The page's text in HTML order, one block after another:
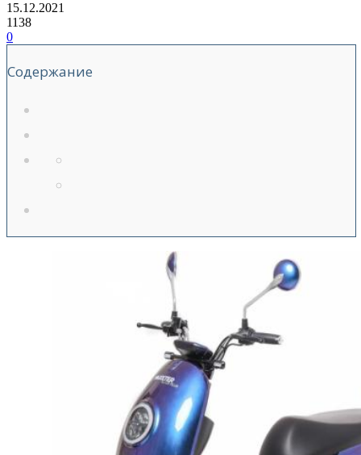
15.12.2021
1138
0
Содержание